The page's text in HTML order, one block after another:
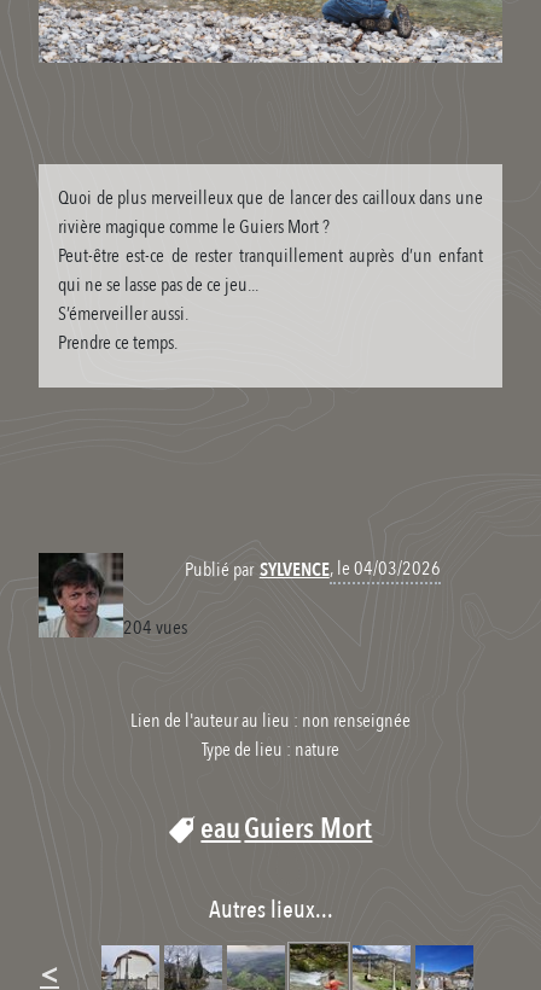
Quoi de plus merveilleux que de lancer des cailloux dans une
rivière magique comme le Guiers Mort ?
Peut-être est-ce de rester tranquillement auprès d’un enfant
qui ne se lasse pas de ce jeu...
S’émerveiller aussi.
Prendre ce temps.
Publié par SYLVENCE, le 04/03/2026
204 vues
Lien de l'auteur au lieu : non renseignée
Type de lieu : nature
eauGuiers Mort
Autres lieux...
<